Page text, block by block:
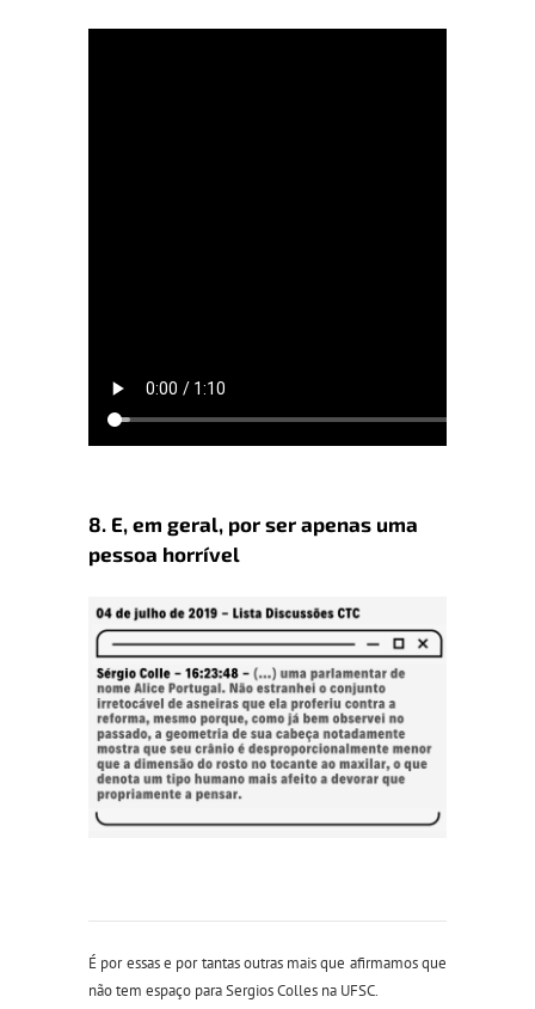
8. E, em geral, por ser apenas uma
pessoa horrível
É por essas e por tantas outras mais que afirmamos que
não tem espaço para Sergios Colles na UFSC.